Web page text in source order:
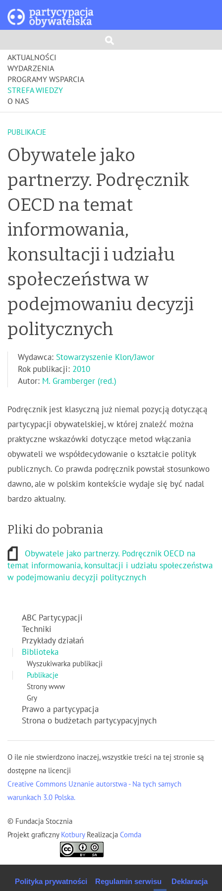
AKTUALNOŚCI
WYDARZENIA
PROGRAMY WSPARCIA
STREFA WIEDZY
O NAS
PUBLIKACJE
Obywatele jako
partnerzy. Podręcznik
OECD na temat
informowania,
konsultacji i udziału
społeczeństwa w
podejmowaniu decyzji
politycznych
Wydawca: Stowarzyszenie Klon/Jawor
Rok publikacji: 2010
Autor: M. Gramberger (red.)
Podręcznik jest klasyczną już niemal pozycją dotyczącą
partycypacji obywatelskiej, w której znaleźć można
praktyczne wskazówki dotyczące metod włączania
obywateli we współdecydowanie o kształcie polityk
publicznych. Co prawda podręcznik powstał stosunkowo
dawno, ale w polskim kontekście wydaje się być nadal
bardzo aktualny.
Pliki do pobrania
Obywatele jako partnerzy. Podręcznik OECD na
temat informowania, konsultacji i udziału społeczeństwa
w podejmowaniu decyzji politycznych
ABC Partycypacji
Techniki
Przykłady działań
Biblioteka
Wyszukiwarka publikacji
Publikacje
Strony www
Gry
Prawo a partycypacja
Strona o budżetach partycypacyjnych
O ile nie stwierdzono inaczej, wszystkie treści na tej stronie są
dostępne na licencji
Creative Commons Uznanie autorstwa - Na tych samych
warunkach 3.0 Polska.
© Fundacja Stocznia
Projekt graficzny Kotbury Realizacja Comda
Polityka prywatności Regulamin serwisu
Deklaracja